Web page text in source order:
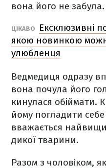
вона його не забула.
ЦІКАВО
Ексклюзивні
якою новинкою
улюбленця
Ведмедиця одразу
вона почула його
кинулася обіймати.
йому погладити
вважається
дикої тварини.
Разом з чоловіком,